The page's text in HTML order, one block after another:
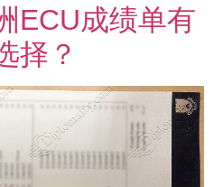
ECU成绩单有
择？